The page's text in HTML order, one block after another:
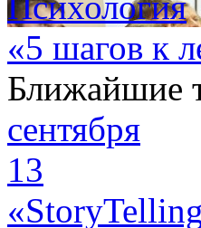
«5 шагов к
Ближайшие
сентября
13